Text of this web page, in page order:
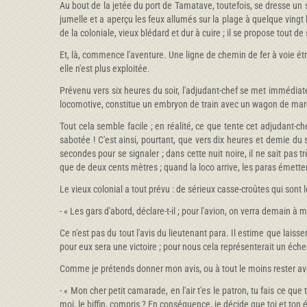
Au bout de la jetée du port de Tamatave, toutefois, se dresse
jumelle et a aperçu les feux allumés sur la plage à quelque
de la coloniale, vieux blédard et dur à cuire ; il se propose tout
Et, là, commence l'aventure. Une ligne de chemin de fer à voie
elle n'est plus exploitée.
Prévenu vers six heures du soir, l'adjudant-chef se met
locomotive, constitue un embryon de train avec un wagon de
Tout cela semble facile ; en réalité, ce que tente cet adjudant-
sabotée ! C'est ainsi, pourtant, que vers dix heures et demie
secondes pour se signaler ; dans cette nuit noire, il ne sait pas
que de deux cents mètres ; quand la loco arrive, les paras
Le vieux colonial a tout prévu : de sérieux casse-croûtes qui
- « Les gars d'abord, déclare-t-il ; pour l'avion, on verra demain
Ce n'est pas du tout l'avis du lieutenant para. Il estime que
pour eux sera une victoire ; pour nous cela représenterait un
Comme je prétends donner mon avis, ou à tout le moins rester
- « Mon cher petit camarade, en l'air t'es le patron, tu fais ce
moi, le biffin, compris ? En conséquence, je décide que toi et